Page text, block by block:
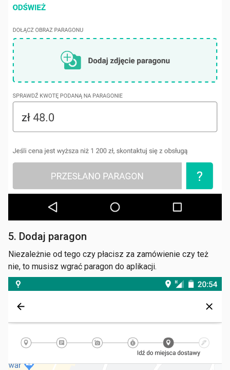
5. Dodaj paragon
Niezależnie od tego czy płacisz za zamówienie czy też
nie, to musisz wgrać paragon do aplikacji.